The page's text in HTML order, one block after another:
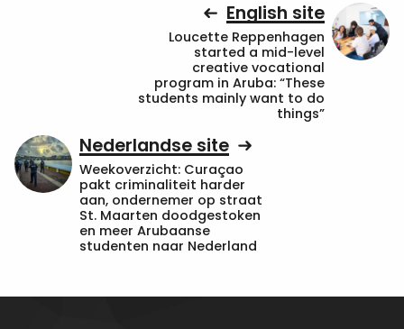
English site
Loucette Reppenhagen
started a mid-level
creative vocational
program in Aruba: “These
students mainly want to do
things”
Nederlandse site
Weekoverzicht: Curaçao
pakt criminaliteit harder
aan, ondernemer op straat
St. Maarten doodgestoken
en meer Arubaanse
studenten naar Nederland